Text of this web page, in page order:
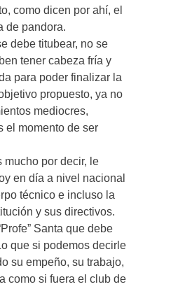
como dicen por ahí, el
de pandora.
debe titubear, no se
tener cabeza fría y
para poder finalizar la
propuesto, ya no
mediocres,
el momento de ser
mucho por decir, le
en día a nivel nacional
técnico e incluso la
y sus directivos.
Santa que debe
que si podemos decirle
su empeño, su trabajo,
como si fuera el club de